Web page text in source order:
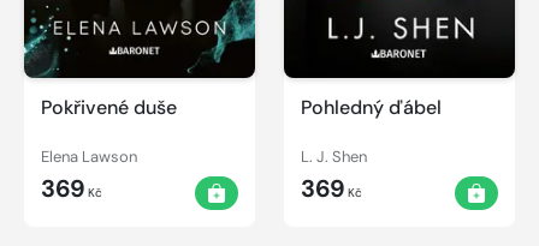
Pokřivené duše
Elena Lawson
369 Kč
Pohledný ďábel
L. J. Shen
369 Kč